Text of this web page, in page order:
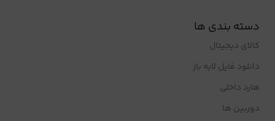
دسته بندی ها
کالای دیجیتال
دانلود فایل لایه باز
هارد داخلی
دوربین ها